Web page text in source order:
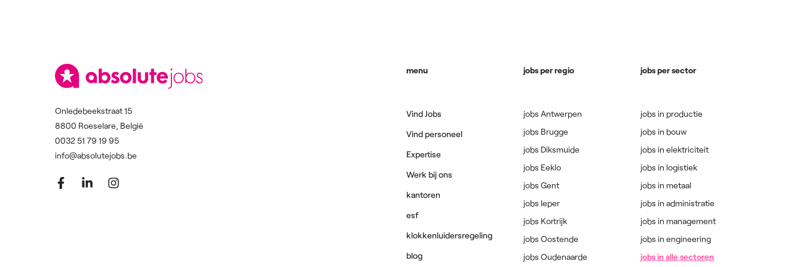
Onledebeekstraat 15
8800 Roeselare, België
0032 51 79 19 95
info@absolutejobs.be
menu
Vind Jobs
Vind personeel
Expertise
Werk bij ons
kantoren
esf
klokkenluidersregeling
blog
jobs per regio
jobs Antwerpen
jobs Brugge
jobs Diksmuide
jobs Eeklo
jobs Gent
jobs Ieper
jobs Kortrijk
jobs Oostende
jobs Oudenaarde
jobs per sector
jobs in productie
jobs in bouw
jobs in elektriciteit
jobs in logistiek
jobs in metaal
jobs in administratie
jobs in management
jobs in engineering
jobs in alle sectoren